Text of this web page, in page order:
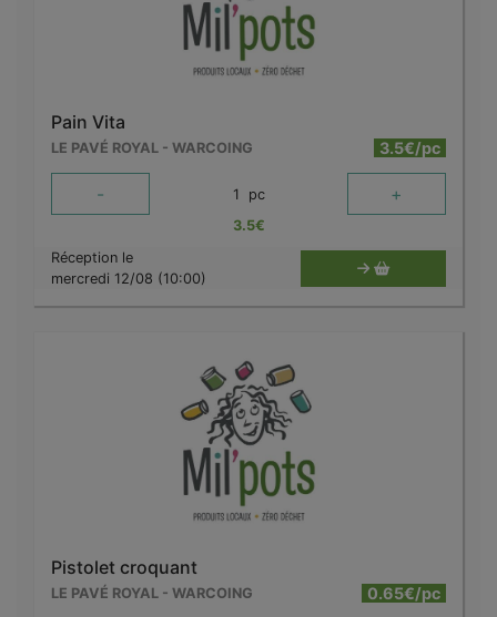
Pain Vita
LE PAVÉ ROYAL - WARCOING 3.5€/pc
- 1 pc +
3.5€
Réception le
mercredi 12/08 (10:00)
Pistolet croquant
LE PAVÉ ROYAL - WARCOING 0.65€/pc